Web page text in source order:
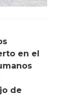
en el
de